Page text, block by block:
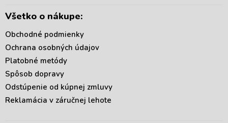
Všetko o nákupe:
Obchodné podmienky
Ochrana osobných údajov
Platobné metódy
Spôsob dopravy
Odstúpenie od kúpnej zmluvy
Reklamácia v záručnej lehote